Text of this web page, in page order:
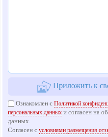
Приложить к
Ознакомлен сПолитикой
персональных данных и согласен на
данных.
Согласен сусловиями размещения